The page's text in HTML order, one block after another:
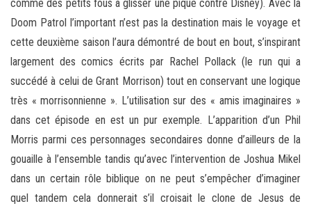
comme des petits fous à glisser une pique contre Disney). Avec la
Doom Patrol l’important n’est pas la destination mais le voyage et
cette deuxième saison l’aura démontré de bout en bout, s’inspirant
largement des comics écrits par Rachel Pollack (le run qui a
succédé à celui de Grant Morrison) tout en conservant une logique
très « morrisonnienne ». L’utilisation sur des « amis imaginaires »
dans cet épisode en est un pur exemple. L’apparition d’un Phil
Morris parmi ces personnages secondaires donne d’ailleurs de la
gouaille à l’ensemble tandis qu’avec l’intervention de Joshua Mikel
dans un certain rôle biblique on ne peut s’empêcher d’imaginer
quel tandem cela donnerait s’il croisait le clone de Jesus de